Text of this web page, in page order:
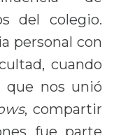
del colegio.
personal con
cuando
que nos unió
, compartir
fue parte